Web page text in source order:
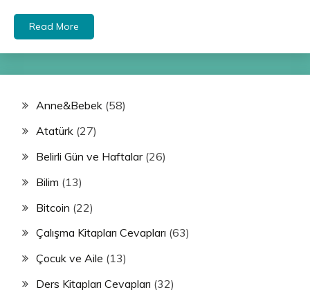
Read More
Anne&Bebek (58)
Atatürk (27)
Belirli Gün ve Haftalar(26)
Bilim (13)
Bitcoin (22)
Çalışma Kitapları Cevapları (63)
Çocuk ve Aile (13)
Ders Kitapları Cevapları (32)